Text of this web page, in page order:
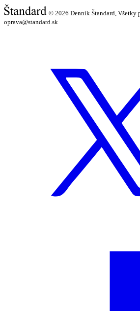
© 2026 Denník Štandard, Všetky
oprava@standard.sk